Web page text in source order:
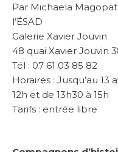
Par Michaela
l’ÉSAD
Galerie Xavier Jouvin
48 quai Xavier Jouvin
Tél : 07 61 03 85 82
Horaires : Jusqu’au 13
12h et de 13h30 à 15h
Tarifs : entrée libre